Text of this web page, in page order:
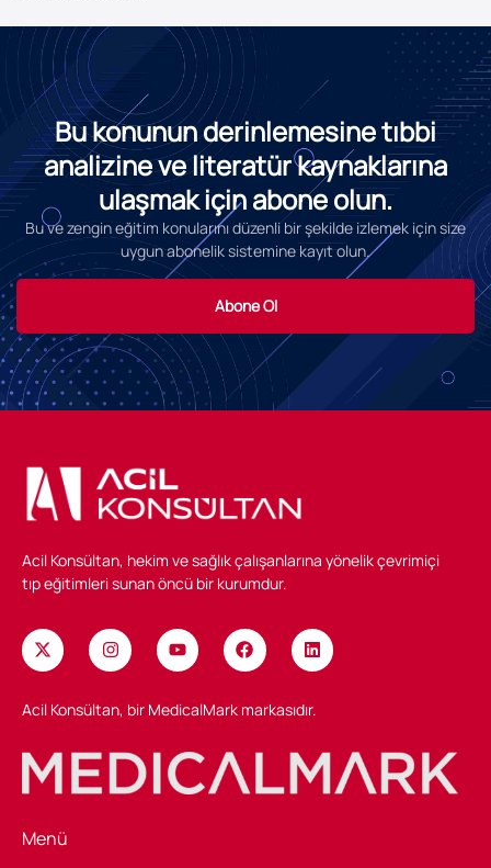
Bu konunun derinlemesine tıbbi
analizine ve literatür kaynaklarına
ulaşmak için abone olun.
Bu ve zengin eğitim konularını düzenli bir şekilde izlemek için size
uygun abonelik sistemine kayıt olun.
Abone Ol
Acil Konsültan, hekim ve sağlık çalışanlarına yönelik çevrimiçi
tıp eğitimleri sunan öncü bir kurumdur.
Acil Konsültan, bir MedicalMark markasıdır.
Menü